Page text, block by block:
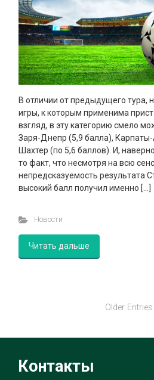
В отличии от предыдущего тура,
игры, к которым применима
взгляд, в эту категорию смело
Заря-Днепр (5,9 балла),
Шахтер (по 5,6 баллов). И,
то факт, что несмотря на всю
непредсказуемость результата
высокий балл получил именно […]
Новости
Читать дальше
Older Entries
Контакты